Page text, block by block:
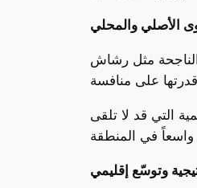
الأصلي والمحلي
الناجحة مثل رشاش
التي قد لا تلقى
وتوسّع إقليمي